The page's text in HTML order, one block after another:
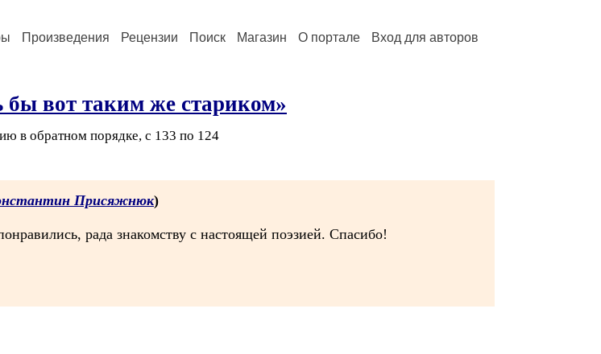
Произведения Рецензии Поиск Магазин О портале Вход для авторов
бы вот таким же стариком»
в обратном порядке, с 133 по 124
Присяжнюк)
рада знакомству с настоящей поэзией. Спасибо!